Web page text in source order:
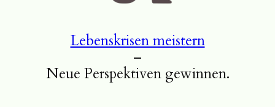
Lebenskrisen meistern
–
Neue Perspektiven gewinnen.